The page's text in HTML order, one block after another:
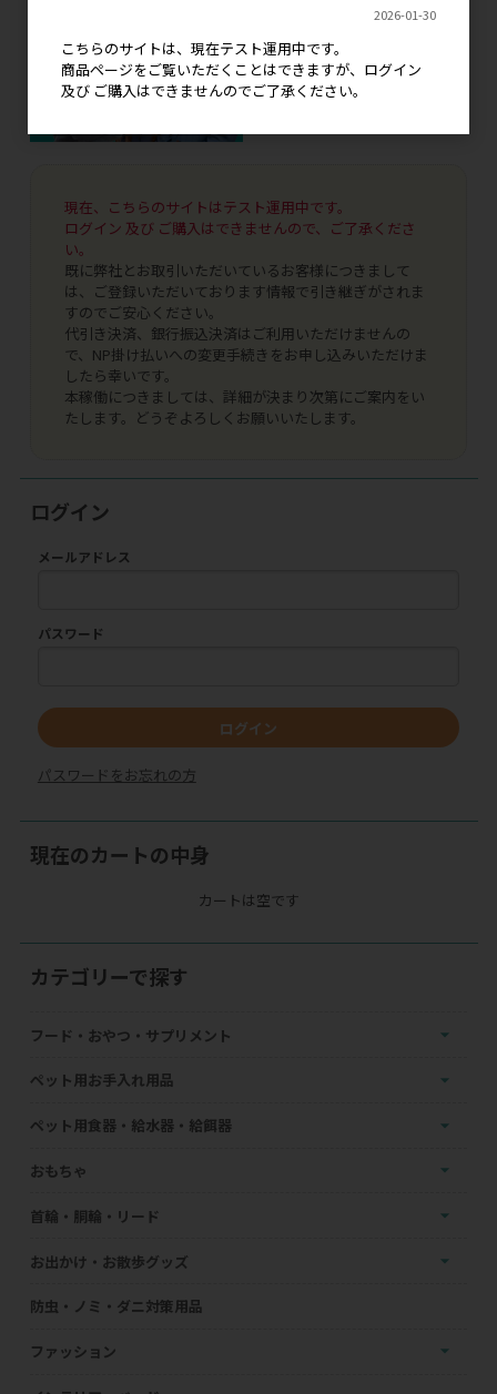
現在、こちらのサイトはテスト運用中です。
ログイン 及び ご購入はできませんので、ご了承くださ
い。
既に弊社とお取引いただいているお客様につきまして
は、ご登録いただいております情報で引き継ぎがされま
すのでご安心ください。
代引き決済、銀行振込決済はご利用いただけませんの
で、NP掛け払いへの変更手続きをお申し込みいただけま
したら幸いです。
本稼働につきましては、詳細が決まり次第にご案内をい
たします。どうぞよろしくお願いいたします。
ログイン
メールアドレス
パスワード
ログイン
パスワードをお忘れの方
現在のカートの中身
カートは空です
カテゴリーで探す
フード・おやつ・サプリメント
ペット用お手入れ用品
ペット用食器・給水器・給餌器
おもちゃ
首輪・胴輪・リード
お出かけ・お散歩グッズ
防虫・ノミ・ダニ対策用品
ファッション
2026-01-30
こちらのサイトは、現在テスト運用中です。
商品ページをご覧いただくことはできますが、ログイン
及び ご購入はできませんのでご了承ください。